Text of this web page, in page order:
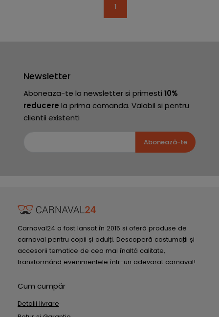
1
Newsletter
Aboneaza-te la newsletter si primesti 10%
reducere la prima comanda. Valabil si pentru
clientii existenti
Abonează-te
Carnaval24 a fost lansat în 2015 si oferă produse de
carnaval pentru copii și adulți. Descoperă costumații și
accesorii tematice de cea mai înaltă calitate,
transformând evenimentele într-un adevărat carnaval!
Cum cumpăr
Detalii livrare